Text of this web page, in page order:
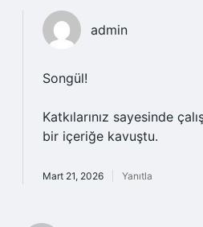
admin
Songül!
Katkılarınız sayesinde
bir içeriğe kavuştu.
Mart 21, 2026 Yanıtla